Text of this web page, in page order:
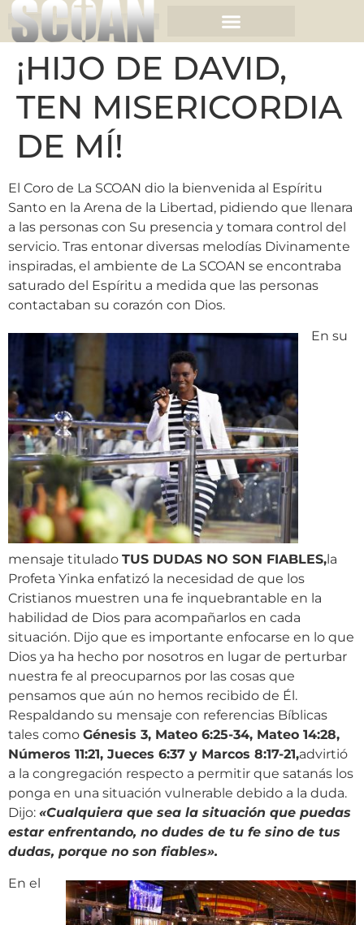
¡HIJO DE DAVID,
TEN MISERICORDIA
DE MÍ!
El Coro de La SCOAN dio la bienvenida al Espíritu
Santo en la Arena de la Libertad, pidiendo que llenara
a las personas con Su presencia y tomara control del
servicio. Tras entonar diversas melodías Divinamente
inspiradas, el ambiente de La SCOAN se encontraba
saturado del Espíritu a medida que las personas
contactaban su corazón con Dios.
En su
mensaje titulado TUS DUDAS NO SON FIABLES, la
Profeta Yinka enfatizó la necesidad de que los
Cristianos muestren una fe inquebrantable en la
habilidad de Dios para acompañarlos en cada
situación. Dijo que es importante enfocarse en lo que
Dios ya ha hecho por nosotros en lugar de perturbar
nuestra fe al preocuparnos por las cosas que
pensamos que aún no hemos recibido de Él.
Respaldando su mensaje con referencias Bíblicas
tales como Génesis 3, Mateo 6:25-34, Mateo 14:28,
Números 11:21, Jueces 6:37 y Marcos 8:17-21,advirtió
a la congregación respecto a permitir que satanás los
ponga en una situación vulnerable debido a la duda.
Dijo: «Cualquiera que sea la situación que puedas
estar enfrentando, no dudes de tu fe sino de tus
dudas, porque no son fiables».
En el